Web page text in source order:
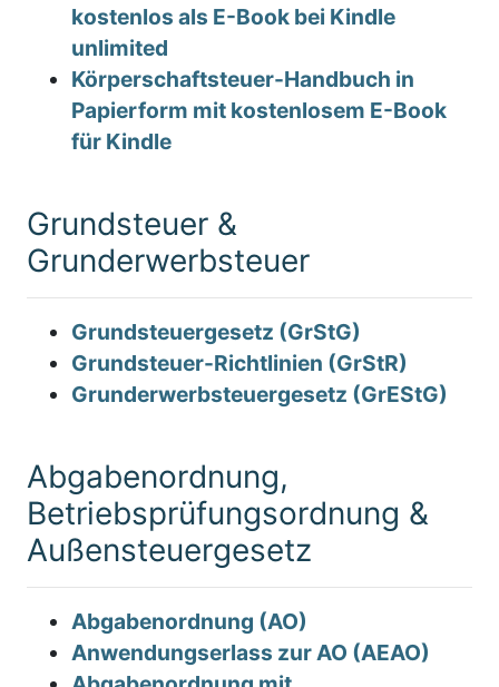
kostenlos als E-Book bei Kindle
unlimited
Körperschaftsteuer-Handbuch in
Papierform mit kostenlosem E-Book
für Kindle
Grundsteuer &
Grunderwerbsteuer
Grundsteuergesetz (GrStG)
Grundsteuer-Richtlinien (GrStR)
Grunderwerbsteuergesetz (GrEStG)
Abgabenordnung,
Betriebsprüfungsordnung &
Außensteuergesetz
Abgabenordnung (AO)
Anwendungserlass zur AO (AEAO)